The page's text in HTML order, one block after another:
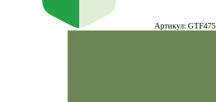
Артикул: GTF475